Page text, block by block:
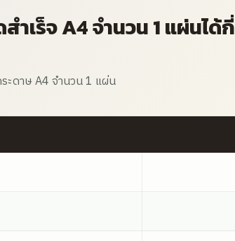
เร็จ A4 จำนวน 1 แผ่นได้กี่
ะดาษ A4 จำนวน 1 แผ่น